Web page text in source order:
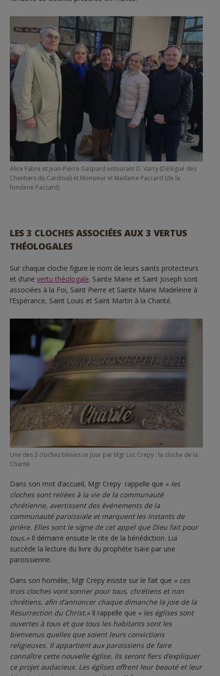
Alice Fabre et Jean-Pierre Gaspard entourant D. Varry (Délégué des
Chantiers du Cardinal) et Monsieur et Madame Paccard (de la
fonderie Paccard)
LES 3 CLOCHES ASSOCIÉES AUX 3 VERTUS
THÉOLOGALES
Sur chaque cloche figure le nom de leurs saints protecteurs
et d’une vertu théologale. Sainte Marie et Saint Joseph sont
associées à la Foi, Saint Pierre et Sainte Marie Madeleine à
l’Espérance, Saint Louis et Saint Martin à la Charité.
Une des 3 cloches bénies ce jour par Mgr Luc Crepy : la cloche de la
Charité
Dans son mot d’accueil, Mgr Crepy rappelle que « les
cloches sont reliées à la vie de la communauté
chrétienne, avertissent des événements de la
communauté paroissiale et marquent les instants de
prière. Elles sont le signe de cet appel que Dieu fait pour
tous.» Il démarre ensuite le rite de la bénédiction. Lui
succède la lecture du livre du prophète Isaïe par une
paroissienne.
Dans son homélie, Mgr Crepy insiste sur le fait que « ces
trois cloches vont sonner pour tous, chrétiens et non
chrétiens, afin d’annoncer chaque dimanche la joie de la
Résurrection du Christ.» Il rappelle que « les églises sont
ouvertes à tous et que tous les habitants sont les
bienvenus quelles que soient leurs convictions
religieuses. Il appartient aux paroissiens de faire
connaître cette nouvelle église. Ils seront fiers d’expliquer
ce projet audacieux. Les églises offrent leur beauté et leur